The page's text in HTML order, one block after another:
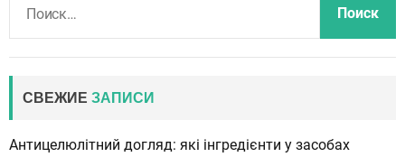
й
СВЕЖИЕ ЗАПИСИ
Антицелюлітний догляд: які інгредієнти у засобах